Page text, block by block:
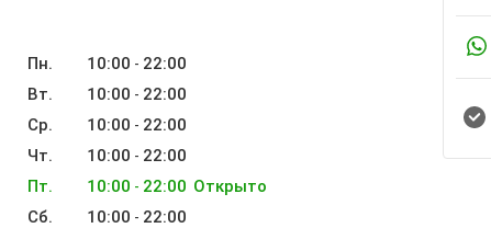
Пн. 10:00 - 22:00
Вт.
10:00 - 22:00
Ср.
10:00 - 22:00
Чт.
10:00 - 22:00
Пт.
10:00 - 22:00 Открыто
Сб.
10:00 - 22:00